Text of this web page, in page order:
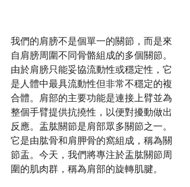
我們的肩膀不是個單一的關節，而是來
自肩膀周圍不同骨骼組成的多個關節。
由於肩膀只能妥協流動性或穩定性，它
是人體中最具流動性但非常不穩定的複
合體。肩部的主要功能是連接上臂並為
整個手臂提供抗撓性，以便對擾動做出
反應。盂肱關節是肩部眾多關節之一。
它是由肱骨和肩胛骨的窩組成，稱為關
節盂。今天，我們將專注於盂肱關節周
圍的肌肉群，稱為肩部的旋轉肌腱。